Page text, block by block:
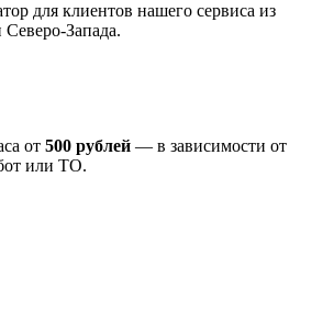
для клиентов нашего сервиса из
Запада.
от 500 рублей — в зависимости от
или ТО.